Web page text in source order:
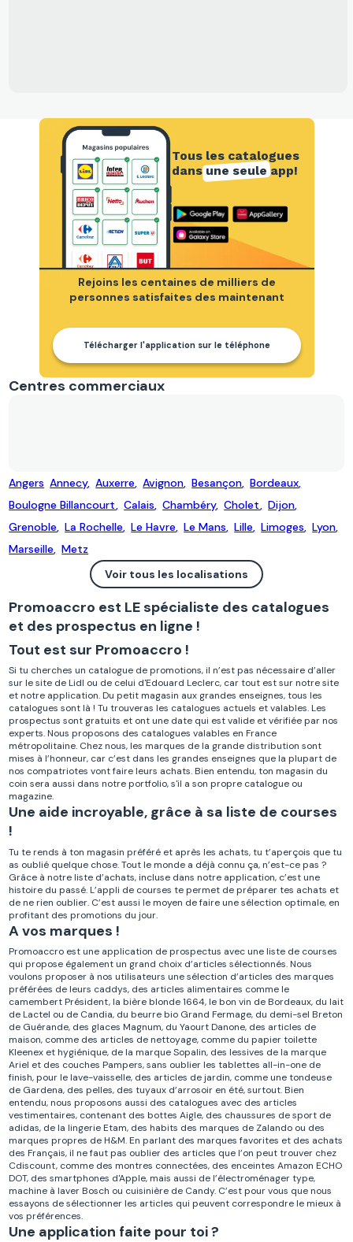
Tous les catalogues
dans une seule app!
Rejoins les centaines de milliers de
personnes satisfaites des maintenant
Télécharger l'application sur le téléphone
Centres commerciaux
Angers Annecy, Auxerre, Avignon, Besançon, Bordeaux,
Boulogne Billancourt, Calais, Chambéry, Cholet, Dijon,
Grenoble, La Rochelle, Le Havre, Le Mans, Lille, Limoges, Lyon,
Marseille, Metz
Voir tous les localisations
Promoaccro est LE spécialiste des catalogues
et des prospectus en ligne !
Tout est sur Promoaccro !
Si tu cherches un catalogue de promotions, il n’est pas nécessaire d’aller
sur le site de Lidl ou de celui d'Edouard Leclerc, car tout est sur notre site
et notre application. Du petit magasin aux grandes enseignes, tous les
catalogues sont là !Tu trouveras les catalogues actuels et valables. Les
prospectus sont gratuits et ont une date qui est valide et vérifiée par nos
experts. Nous proposons des catalogues valables en France
métropolitaine. Chez nous, les marques de la grande distribution sont
mises à l’honneur, car c’est dans les grandes enseignes que la plupart de
nos compatriotes vont faire leurs achats. Bien entendu, ton magasin du
coin sera aussi dans notre portfolio, s'il a son propre catalogue ou
magazine.
Une aide incroyable, grâce à sa liste de courses
!
Tu te rends à ton magasin préféré et après les achats, tu t’aperçois que tu
as oublié quelque chose. Tout le monde a déjà connu ça, n’est-ce pas ?
Grâce à notre liste d’achats, incluse dans notre application, c’est une
histoire du passé. L’appli de courses te permet de préparer tes achats et
de ne rien oublier. C’est aussi le moyen de faire une sélection optimale, en
profitant des promotions du jour.
A vos marques !
Promoaccro est une application de prospectus avec une liste de courses
qui propose également un grand choix d’articles sélectionnés. Nous
voulons proposer à nos utilisateurs une sélection d’articles des marques
préférées de leurs caddys, des articles alimentaires comme le
camembert Président, la bière blonde 1664, le bon vin de Bordeaux, du lait
de Lactel ou de Candia, du beurre bio Grand Fermage, du demi-sel Breton
de Guérande, des glaces Magnum, du Yaourt Danone, des articles de
maison, comme des articles de nettoyage, comme du papier toilette
Kleenex et hygiénique, de la marque Sopalin, des lessives de la marque
Ariel et des couches Pampers, sans oublier les tablettes all-in-one de
finish, pour le lave-vaisselle, des articles de jardin, comme une tondeuse
de Gardena, des pelles, des tuyaux d’arrosoir en été, surtout. Bien
entendu, nous proposons aussi des catalogues avec des articles
vestimentaires, contenant des bottes Aigle, des chaussures de sport de
adidas, de la lingerie Etam, des habits des marques de Zalando ou des
marques propres de H&M. En parlant des marques favorites et des achats
des Français, il ne faut pas oublier des articles que l’on peut trouver chez
Cdiscount, comme des montres connectées, des enceintes Amazon ECHO
DOT, des smartphones d'Apple, mais aussi de l’électroménager type,
machine à laver Bosch ou cuisinière de Candy. C’est pour vous que nous
essayons de sélectionner les articles qui peuvent correspondre le mieux à
vos préférences.
Une application faite pour toi ?